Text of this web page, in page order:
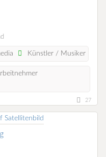
Künstler / Musiker
27